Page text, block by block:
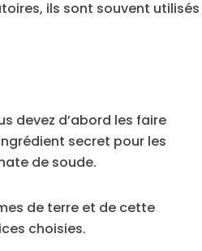
ils sont souvent utilisés
devez d’abord les faire
secret pour les
de soude.
de terre et de cette
choisies.